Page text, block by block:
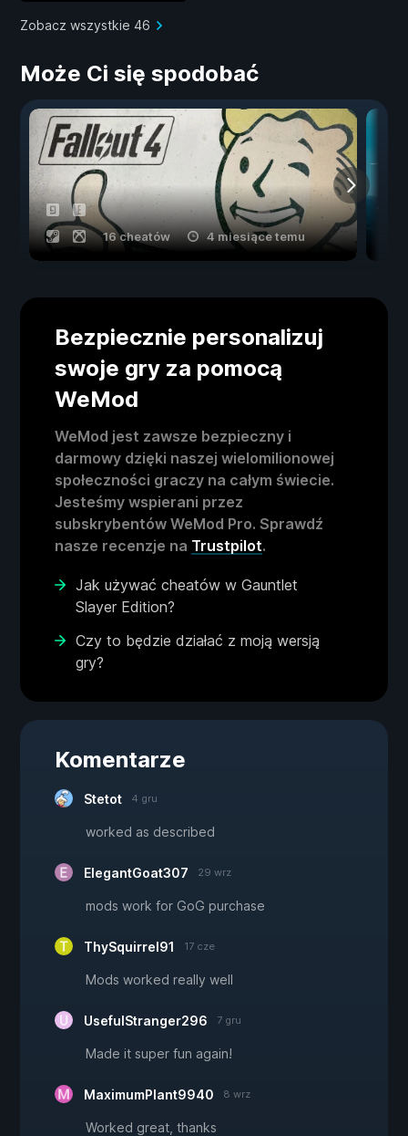
Zobacz wszystkie 46
Może Ci się spodobać
16 cheatów 4 miesiące temu
Bezpiecznie personalizuj
swoje gry za pomocą
WeMod
WeMod jest zawsze bezpieczny i
darmowy dzięki naszej wielomilionowej
społeczności graczy na całym świecie.
Jesteśmy wspierani przez
subskrybentów WeMod Pro. Sprawdź
nasze recenzje na Trustpilot.
Jak używać cheatów w Gauntlet
Slayer Edition?
Czy to będzie działać z moją wersją
gry?
Komentarze
Stetot 4 gru
worked as described
ElegantGoat307 29 wrz
mods work for GoG purchase
ThySquirrel91 17 cze
Mods worked really well
UsefulStranger296 7 gru
Made it super fun again!
MaximumPlant9940 8 wrz
Worked great, thanks